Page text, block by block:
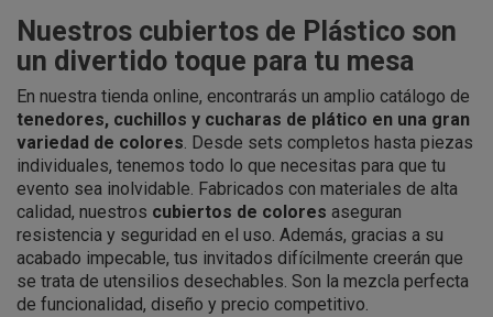
Nuestros cubiertos de Plástico son
un divertido toque para tu mesa
En nuestra tienda online, encontrarás un amplio catálogo de
tenedores, cuchillos y cucharas de plático en una gran
variedad de colores. Desde sets completos hasta piezas
individuales, tenemos todo lo que necesitas para que tu
evento sea inolvidable. Fabricados con materiales de alta
calidad, nuestros cubiertos de colores aseguran
resistencia y seguridad en el uso. Además, gracias a su
acabado impecable, tus invitados difícilmente creerán que
se trata de utensilios desechables. Son la mezcla perfecta
de funcionalidad, diseño y precio competitivo.